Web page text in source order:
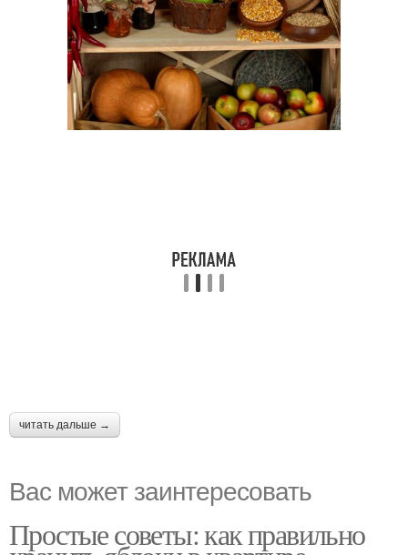
читать дальше →
Вас может заинтересовать
Простые советы: как правильно